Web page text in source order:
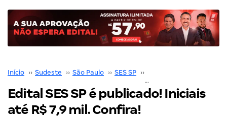
Início ›› Sudeste ›› São Paulo ›› SES SP ››
Edital SES SP é publicado! Iniciais
até R$ 7,9 mil. Confira!